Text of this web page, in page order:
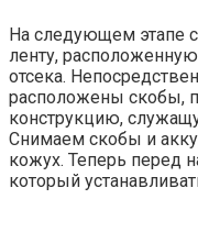
На следующем этапе
ленту,
отсека.
расположены скобы,
конструкцию,
Снимаем скобы и
кожух. Теперь перед
который